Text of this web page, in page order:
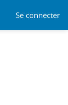
Se connecter